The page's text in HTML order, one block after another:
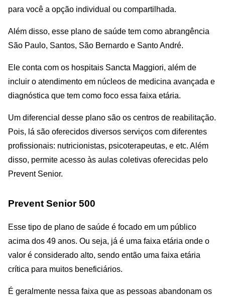
para você a opção individual ou compartilhada.
Além disso, esse plano de saúde tem como abrangência
São Paulo, Santos, São Bernardo e Santo André.
Ele conta com os hospitais Sancta Maggiori, além de
incluir o atendimento em núcleos de medicina avançada e
diagnóstica que tem como foco essa faixa etária.
Um diferencial desse plano são os centros de reabilitação.
Pois, lá são oferecidos diversos serviços com diferentes
profissionais: nutricionistas, psicoterapeutas, e etc. Além
disso, permite acesso às aulas coletivas oferecidas pelo
Prevent Senior.
Prevent Senior 500
Esse tipo de plano de saúde é focado em um público
acima dos 49 anos. Ou seja, já é uma faixa etária onde o
valor é considerado alto, sendo então uma faixa etária
crítica para muitos beneficiários.
É geralmente nessa faixa que as pessoas abandonam os